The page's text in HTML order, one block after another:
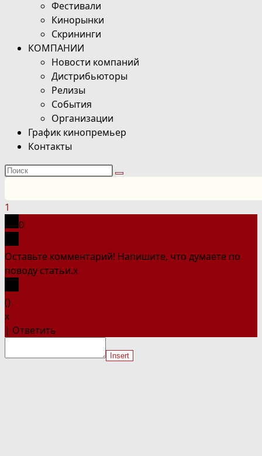
Фестивали
Кинорынки
Скрининги
КОМПАНИИ
Новости компаний
Дистрибьюторы
Релизы
События
Организации
График кинопремьер
Контакты
Поиск
1
0
Оставьте комментарий! Напишите, что думаете по
поводу статьи.x
()
x
| Ответить
Insert